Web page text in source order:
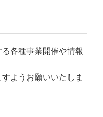
各種事業開催や情報
ようお願いいたしま